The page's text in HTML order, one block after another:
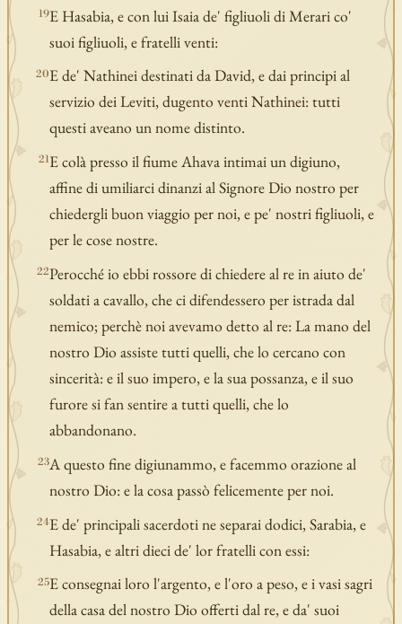
19E Hasabia, e con lui Isaia de' figliuoli di Merari co'
suoi figliuoli, e fratelli venti:
20E de' Nathinei destinati da David, e dai principi al
servizio dei Leviti, dugento venti Nathinei: tutti
questi aveano un nome distinto.
21E colà presso il fiume Ahava intimai un digiuno,
affine di umiliarci dinanzi al Signore Dio nostro per
chiedergli buon viaggio per noi, e pe' nostri figliuoli, e
per le cose nostre.
22Perocché io ebbi rossore di chiedere al re in aiuto de'
soldati a cavallo, che ci difendessero per istrada dal
nemico; perchè noi avevamo detto al re: La mano del
nostro Dio assiste tutti quelli, che lo cercano con
sincerità: e il suo impero, e la sua possanza, e il suo
furore si fan sentire a tutti quelli, che lo
abbandonano.
23A questo fine digiunammo, e facemmo orazione al
nostro Dio: e la cosa passò felicemente per noi.
24E de' principali sacerdoti ne separai dodici, Sarabia, e
Hasabia, e altri dieci de' lor fratelli con essi:
25E consegnai loro l'argento, e l'oro a peso, e i vasi sagri
della casa del nostro Dio offerti dal re, e da' suoi